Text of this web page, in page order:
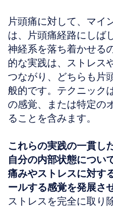
片頭痛に対して、マイ
は、片頭痛経路にしば
神経系を落ち着かせる
的な実践は、ストレス
つながり、どちらも片
般的です。テクニック
の感覚、または特定の
ることを含みます。
これらの実践の一貫し
自分の内部状態につい
痛みやストレスに対す
ールする感覚を発展さ
ストレスを完全に取り